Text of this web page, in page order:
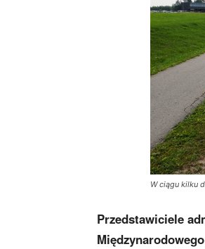
W ciągu kilku
Przedstawiciele